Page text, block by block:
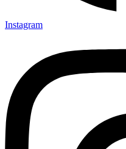
Instagram